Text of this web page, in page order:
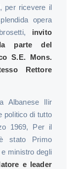
, per ricevere il
opera
invito
parte del
S.E. Mons.
Rettore
Albanese Ilir
politico di tutto
1969, Per il
stato Primo
e ministro degli
e leader